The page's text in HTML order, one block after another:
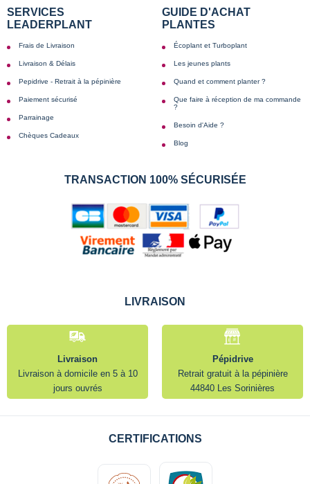
SERVICES
LEADERPLANT
Frais de Livraison
Livraison & Délais
Pepidrive - Retrait à la pépinière
Paiement sécurisé
Parrainage
Chèques Cadeaux
GUIDE D'ACHAT
PLANTES
Écoplant et Turboplant
Les jeunes plants
Quand et comment planter ?
Que faire à réception de ma commande
?
Besoin d'Aide ?
Blog
TRANSACTION 100% SÉCURISÉE
LIVRAISON
Livraison
Livraison à domicile en 5 à 10
jours ouvrés
Pépidrive
Retrait gratuit à la pépinière
44840 Les Sorinières
CERTIFICATIONS